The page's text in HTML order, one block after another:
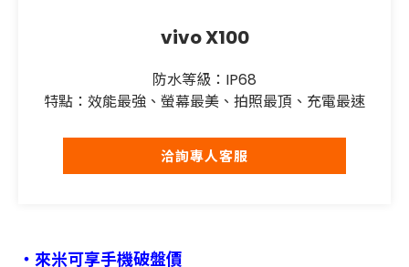
vivo X100
防水等級：IP68
特點：效能最強、螢幕最美、拍照最頂、充電最速
洽詢專人客服
・ 來米可享手機破盤價